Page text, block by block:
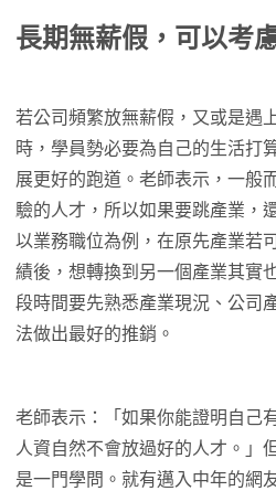
長期無薪假，可以考
若公司頻繁放無薪假，又或是遇
時，學員勢必要為自己的生活打
展更好的跑道。老師表示，一般
驗的人才，所以如果要跳產業，
以業務職位為例，在原先產業若
績後，想轉換到另一個產業其實
段時間要先熟悉產業現況、公司
法做出最好的推銷。
老師表示：「如果你能證明自己
人資自然不會放過好的人才。」
是一門學問。就有邁入中年的網